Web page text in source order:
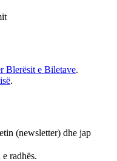
Blerësit e Biletave.
.
(newsletter) dhe jap
radhës.